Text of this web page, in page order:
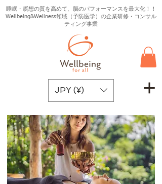
睡眠・瞑想の質を高めて、脳のパフォーマンスを最大化！！
Wellbeing&Wellness領域（予防医学）の企業研修・コンサル
ティング事業
JPY (¥)